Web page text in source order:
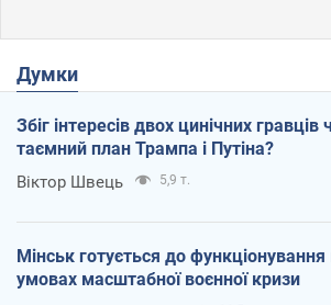
Думки
Збіг інтересів двох цинічних гравців
таємний план Трампа і Путіна?
Віктор Швець 5,9 т.
Мінськ готується до функціонування
умовах масштабної воєнної кризи